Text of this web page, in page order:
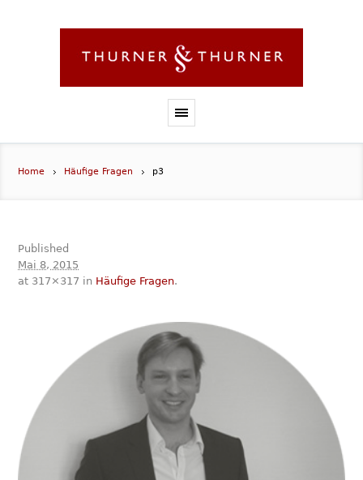
Home Häufige Fragen p3
Published
Mai 8, 2015
at 317×317 in Häufige Fragen.